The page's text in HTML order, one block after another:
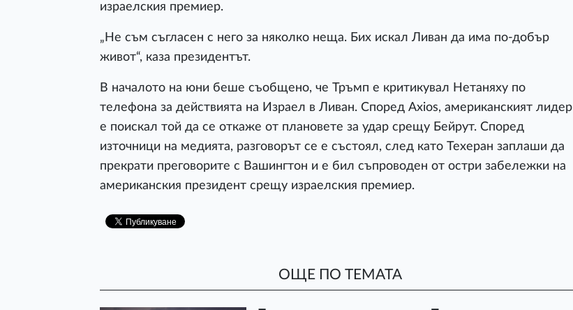
израелския премиер.
„Не съм съгласен с него за няколко неща. Бих искал Ливан да има по-добър
живот“, каза президентът.
В началото на юни беше съобщено, че Тръмп е критикувал Нетаняху по
телефона за действията на Израел в Ливан. Според Axios, американският лидер
е поискал той да се откаже от плановете за удар срещу Бейрут. Според
източници на медията, разговорът се е състоял, след като Техеран заплаши да
прекрати преговорите с Вашингтон и е бил съпроводен от остри забележки на
американския президент срещу израелския премиер.
ОЩЕ ПО ТЕМАТА